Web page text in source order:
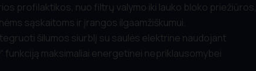
profilaktikos, nuo filtrų valymo iki lauko bloko priežiūros,
sąskaitoms ir įrangos ilgaamžiškumui.
šilumos siurblį su saulės elektrine naudojant
funkciją maksimaliai energetinei nepriklausomybei